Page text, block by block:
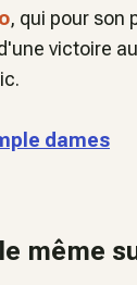
, qui pour son
victoire
dames
même